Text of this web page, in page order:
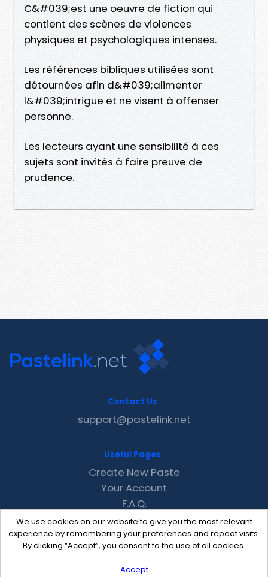
C&#039;est une oeuvre de fiction qui
contient des scènes de violences
physiques et psychologiques intenses.
Les références bibliques utilisées sont
détournées afin d&#039;alimenter
l&#039;intrigue et ne visent à offenser
personne.
Les lecteurs ayant une sensibilité à ces
sujets sont invités à faire preuve de
prudence.
We use cookies on our website to give you the most relevant
experience by remembering your preferences and repeat visits.
By clicking “Accept”, you consent to the use of all cookies.
Accept
Contact Us
support@pastelink.net
Useful Pages
Create New Paste
Your Account
F.A.Q.
Recent
Contact